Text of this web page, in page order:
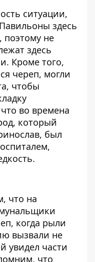
ситуации,
здесь
поэтому не
здесь
Кроме того,
череп, могли
чтобы
во времена
который
был
что на
когда рыли
вызвали не
увидел части
что